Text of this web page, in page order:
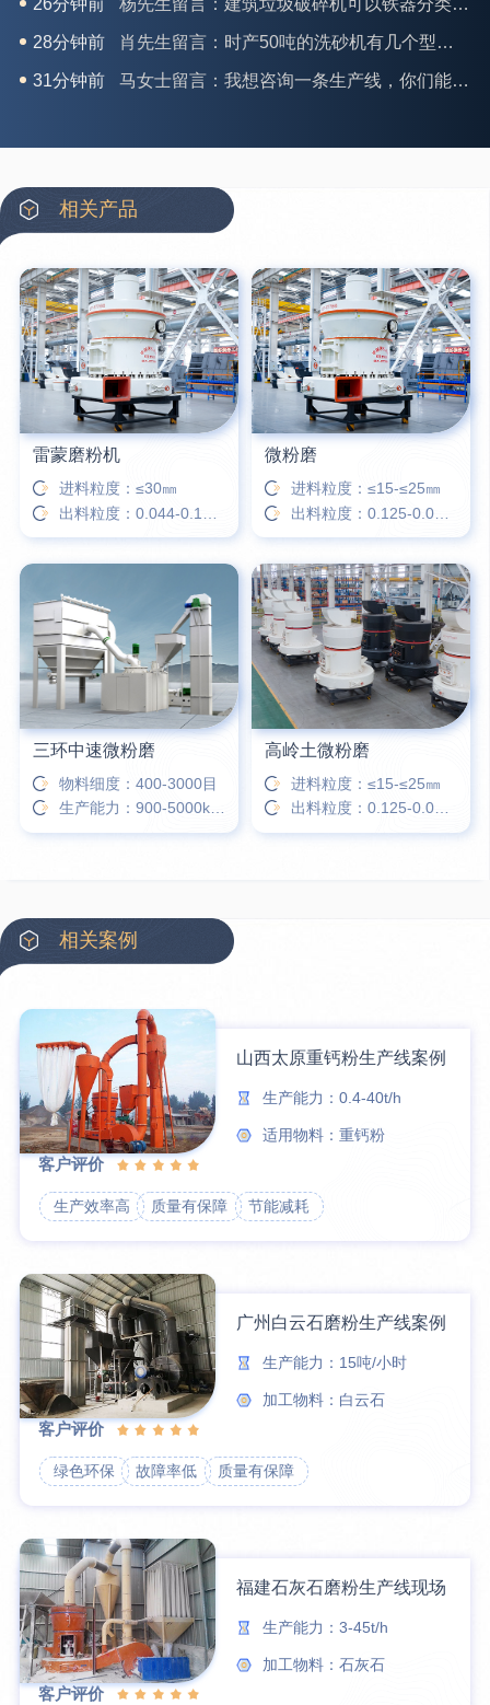
31分钟前 马女士留言：我想咨询一条生产线，你们能做吗？
35分钟前 龚先生留言：处理河石、花岗岩的500*750颚破机什么价位？
3分钟前 王先生留言：水泥厂熟料能破碎吗？推荐用什么机器？
6分钟前 姚女士留言：这款破碎机一小时产能多大？是用电的还是燃油的？
12分钟前 宋先生留言：50吨左右的制砂机大概什么价位？
16分钟前 柳先生留言：洗石英砂全套设备有哪些？
26分钟前 杨先生留言：建筑垃圾破碎机可以铁器分类吗？
相关产品
雷蒙磨粉机
进料粒度：≤30㎜
微粉磨
进料粒度：≤15-≤25㎜
出料粒度：0.125-0.010㎜
三环中速微粉磨
物料细度：400-3000目
生产能力：900-5000kg/h
高岭土微粉磨
进料粒度：≤15-≤25㎜
出料粒度：0.125-0.010㎜
相关案例
山西太原重钙粉生产线案例
生产能力：0.4-40t/h
适用物料：重钙粉
客户评价
生产效率高 质量有保障 节能减耗
广州白云石磨粉生产线案例
生产能力：15吨/小时
加工物料：白云石
客户评价
绿色环保 故障率低 质量有保障
福建石灰石磨粉生产线现场
生产能力：3-45t/h
加工物料：石灰石
客户评价